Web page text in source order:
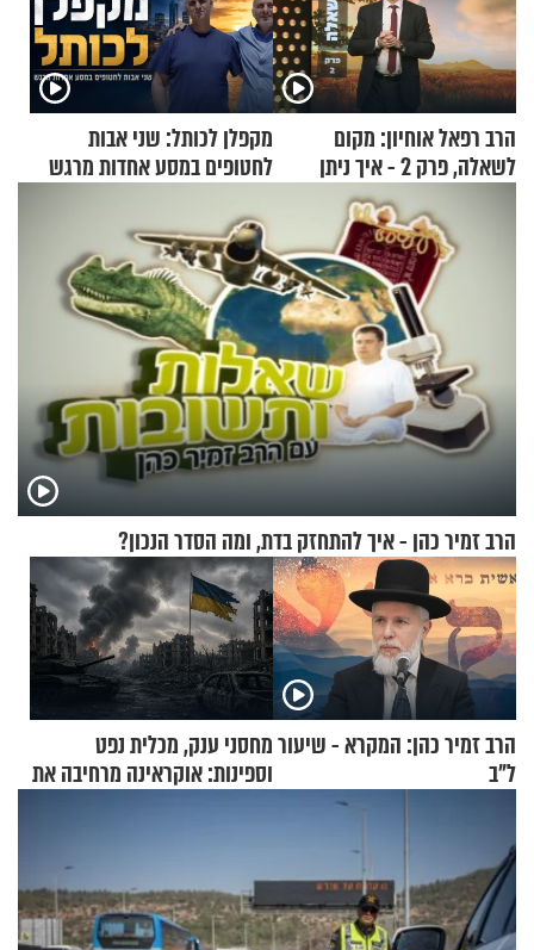
הרב רפאל אוחיון: מקום
לשאלה, פרק 2 - איך ניתן
להוכיח שהתורה משמיים?
מקפלן לכותל: שני אבות
לחטופים במסע אחדות מרגש
הרב זמיר כהן - איך להתחזק בדת, ומה הסדר הנכון?
הרב זמיר כהן: המקרא - שיעור
ל"ב
מחסני ענק, מכלית נפט
וספינות: אוקראינה מרחיבה את